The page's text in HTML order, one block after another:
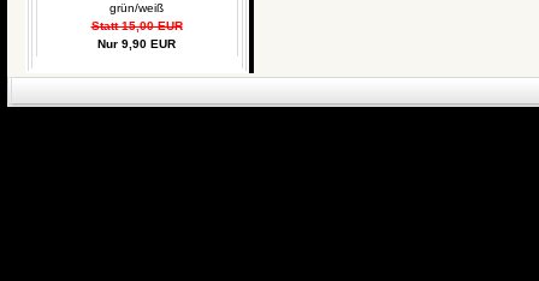
grün/weiß
Statt 15,00 EUR
Nur 9,90 EUR